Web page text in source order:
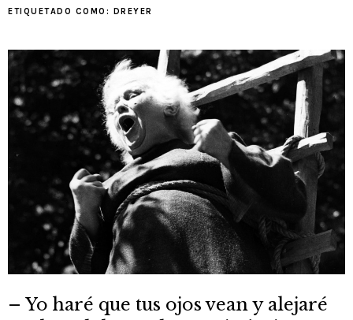
ETIQUETADO COMO: DREYER
– Yo haré que tus ojos vean y alejaré